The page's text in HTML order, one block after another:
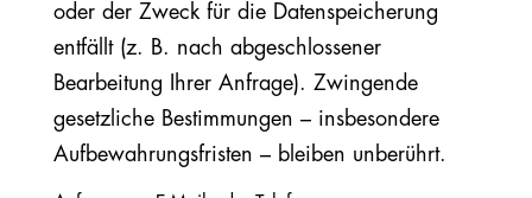
oder der Zweck für die Datenspeicherung
entfällt (z. B. nach abgeschlossener
Bearbeitung Ihrer Anfrage). Zwingende
gesetzliche Bestimmungen – insbesondere
Aufbewahrungsfristen – bleiben unberührt.